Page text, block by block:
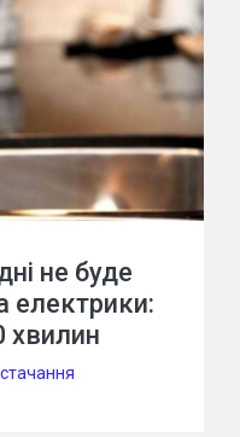
не буде
електрики:
хвилин